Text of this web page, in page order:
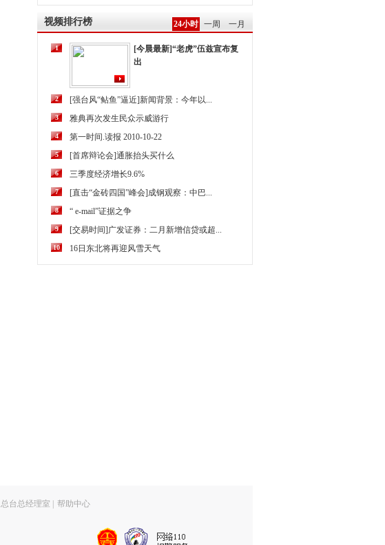
视频排行榜 24小时 一周 一月
1
[今晨最新]“老虎”伍兹宣布复
出
2 [强台风“鲇鱼”逼近]新闻背景：今年以...
3 雅典再次发生民众示威游行
4 第一时间.读报 2010-10-22
5 [首席辩论会]通胀抬头买什么
6 三季度经济增长9.6%
7 [直击“金砖四国”峰会]成钢观察：中巴...
8 “ e-mail”证据之争
9 [交易时间]广发证券：二月新增信贷或超...
10 16日东北将再迎风雪天气
总台总经理室 帮助中心